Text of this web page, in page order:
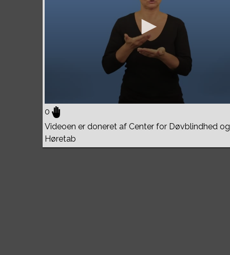
0
Videoen er doneret af Center for Døvblindhed og
Høretab